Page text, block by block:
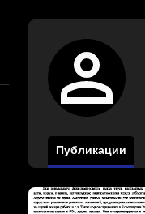
Публикации